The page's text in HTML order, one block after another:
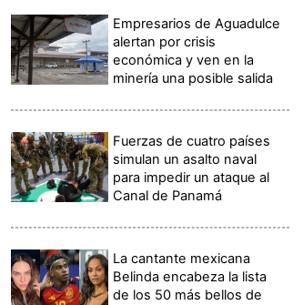
Empresarios de Aguadulce
alertan por crisis
económica y ven en la
minería una posible salida
Fuerzas de cuatro países
simulan un asalto naval
para impedir un ataque al
Canal de Panamá
La cantante mexicana
Belinda encabeza la lista
de los 50 más bellos de